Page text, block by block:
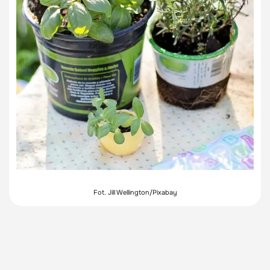
Fot. Jill Wellington/Pixabay